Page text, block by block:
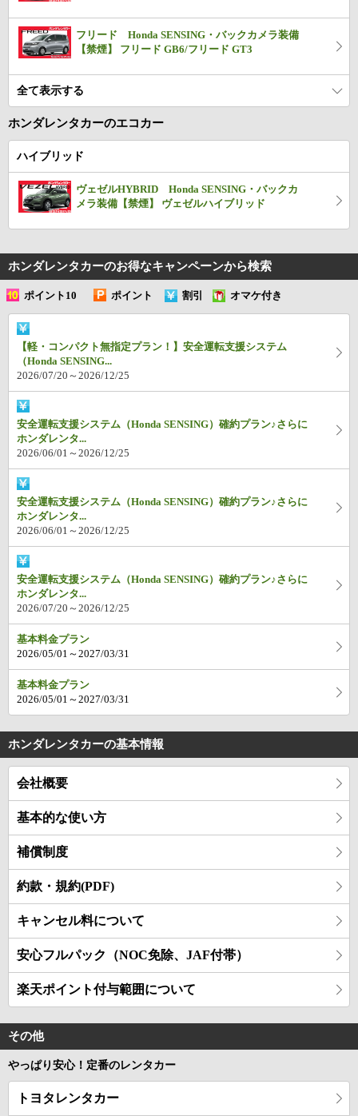
ホンダレンタカーのお得なキャンペーンから検索
ポイント10
ポイント
割引 オマケ付き
【軽・コンパクト無指定プラン！】安全運転支援システム
（Honda SENSING...
2026/07/20～2026/12/25
安全運転支援システム（Honda SENSING）確約プラン♪さらに
ホンダレンタ...
2026/06/01～2026/12/25
安全運転支援システム（Honda SENSING）確約プラン♪さらに
ホンダレンタ...
2026/06/01～2026/12/25
安全運転支援システム（Honda SENSING）確約プラン♪さらに
ホンダレンタ...
2026/07/20～2026/12/25
基本料金プラン
2026/05/01～2027/03/31
基本料金プラン
2026/05/01～2027/03/31
フリード Honda SENSING・バックカメラ装備
【禁煙】 フリード GB6/フリード GT3
全て表示する
ホンダレンタカーのエコカー
ハイブリッド
ヴェゼルHYBRID Honda SENSING・バックカ
メラ装備【禁煙】 ヴェゼルハイブリッド
ホンダレンタカーの基本情報
会社概要
基本的な使い方
補償制度
約款・規約(PDF)
キャンセル料について
安心フルパック（NOC免除、JAF付帯）
楽天ポイント付与範囲について
その他
やっぱり安心！定番のレンタカー
トヨタレンタカー